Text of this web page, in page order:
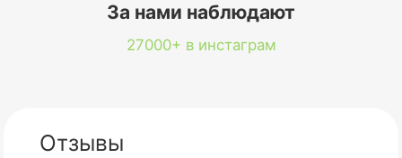
За нами наблюдают
27000+ в инстаграм
Отзывы